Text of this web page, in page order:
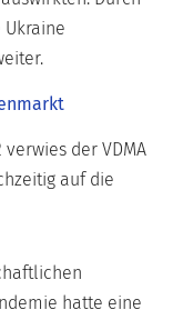
Ukraine
der VDMA
auf die
hatte eine